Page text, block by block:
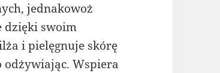
jednakowoż
dzięki swoim
i pielęgnuje skórę
odżywiając. Wspiera